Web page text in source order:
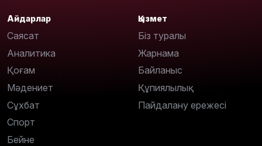
Айдарлар
Саясат
Аналитика
Қоғам
Мәдениет
Сұхбат
Спорт
Бейне
Қызмет
Біз туралы
Жарнама
Байланыс
Құпиялылық
Пайдалану ережесі